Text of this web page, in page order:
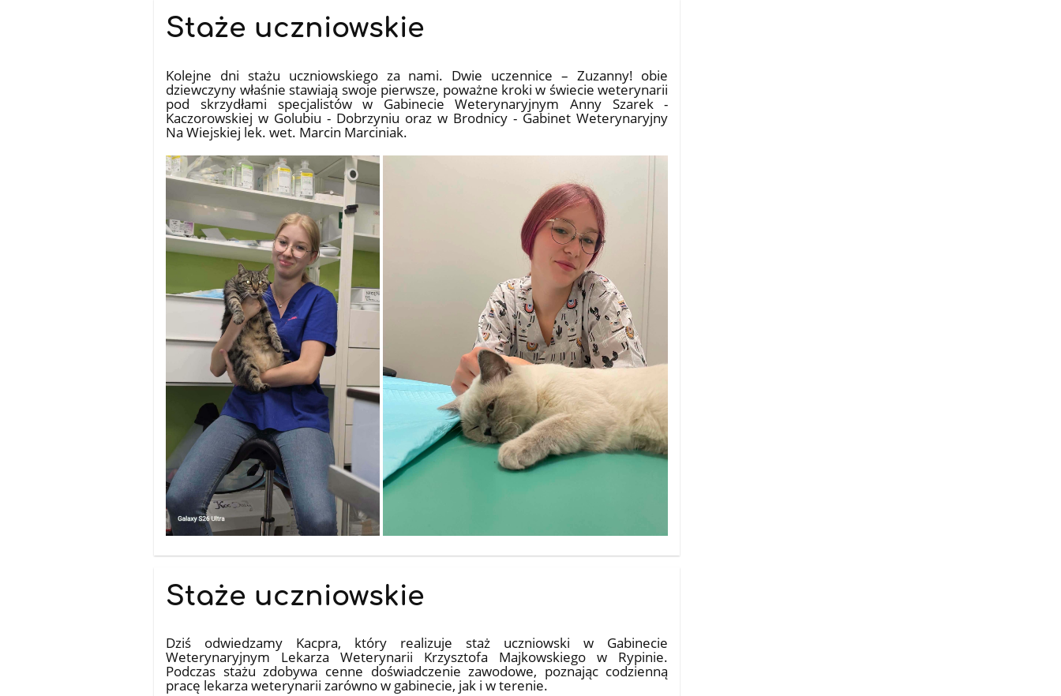
Staże uczniowskie
Kolejne dni stażu uczniowskiego za nami. Dwie uczennice – Zuzanny! obie
dziewczyny właśnie stawiają swoje pierwsze, poważne kroki w świecie weterynarii
pod skrzydłami specjalistów w Gabinecie Weterynaryjnym Anny Szarek -
Kaczorowskiej w Golubiu - Dobrzyniu oraz w Brodnicy - Gabinet Weterynaryjny
Na Wiejskiej lek. wet. Marcin Marciniak.
Staże uczniowskie
Dziś odwiedzamy Kacpra, który realizuje staż uczniowski w Gabinecie
Weterynaryjnym Lekarza Weterynarii Krzysztofa Majkowskiego w Rypinie.
Podczas stażu zdobywa cenne doświadczenie zawodowe, poznając codzienną
pracę lekarza weterynarii zarówno w gabinecie, jak i w terenie.